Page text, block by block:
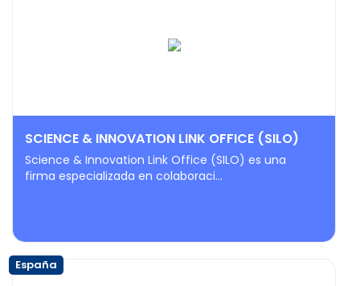
SCIENCE & INNOVATION LINK OFFICE (SILO)
Science & Innovation Link Office (SILO) es una
firma especializada en colaboraci...
España